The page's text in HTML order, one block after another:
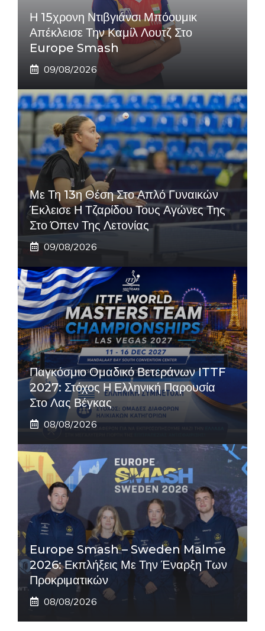
Η 15χρονη Ντιβγιάνσι Μπόουμικ
Απέκλεισε Την Καμίλ Λουτζ Στο
Europe Smash
09/08/2026
Με Τη 13η Θέση Στο Απλό Γυναικών
Έκλεισε Η Τζαρίδου Τους Αγώνες Της
Στο Όπεν Της Λετονίας
09/08/2026
Παγκόσμιο Ομαδικό Βετεράνων ITTF
2027: Στόχος Η Ελληνική Παρουσία
Στο Λας Βέγκας
08/08/2026
Europe Smash – Sweden Malme
2026: Εκπλήξεις Με Την Έναρξη Των
Προκριματικών
08/08/2026